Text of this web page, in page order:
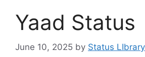
Yaad Status
June 10, 2025 by Status LIbrary